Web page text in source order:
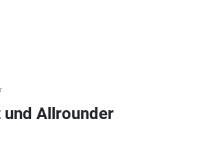
und Allrounder